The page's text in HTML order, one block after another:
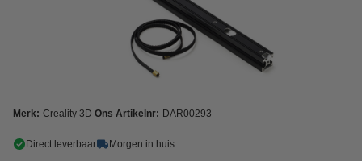
Merk: Creality 3D Ons Artikelnr: DAR00293
Direct leverbaar Morgen in huis